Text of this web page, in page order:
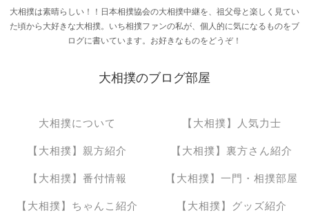
大相撲は素晴らしい！！日本相撲協会の大相撲中継を、祖父母と楽しく見てい
た頃から大好きな大相撲。いち相撲ファンの私が、個人的に気になるものをブ
ログに書いています。お好きなものをどうぞ！
大相撲のブログ部屋
大相撲について 【大相撲】人気力士
【大相撲】親方紹介 【大相撲】裏方さん紹介
【大相撲】番付情報 【大相撲】一門・相撲部屋
【大相撲】ちゃんこ紹介 【大相撲】グッズ紹介